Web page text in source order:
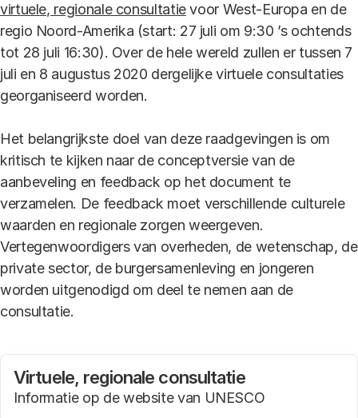
virtuele, regionale consultatievoor West-Europa en de
regio Noord-Amerika (start: 27 juli om 9:30 ’s ochtends
tot 28 juli 16:30). Over de hele wereld zullen er tussen 7
juli en 8 augustus 2020 dergelijke virtuele consultaties
georganiseerd worden.
Het belangrijkste doel van deze raadgevingen is om
kritisch te kijken naar de conceptversie van de
aanbeveling en feedback op het document te
verzamelen. De feedback moet verschillende culturele
waarden en regionale zorgen weergeven.
Vertegenwoordigers van overheden, de wetenschap, de
private sector, de burgersamenleving en jongeren
worden uitgenodigd om deel te nemen aan de
consultatie.
Virtuele, regionale consultatie
Informatie op de website van UNESCO